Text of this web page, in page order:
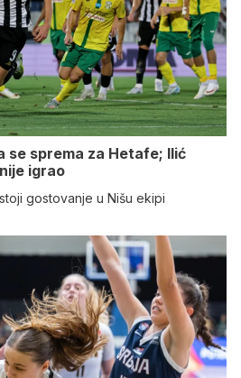
se sprema za Hetafe; Ilić
igrao
gostovanje u Nišu ekipi